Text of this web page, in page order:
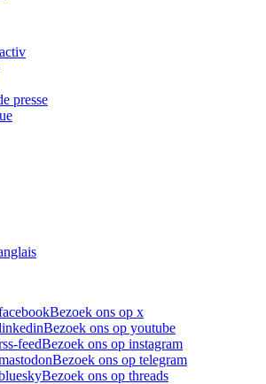
presse
Bezoek ons op x
Bezoek ons op youtube
feedBezoek ons op instagram
Bezoek ons op telegram
Bezoek ons op threads